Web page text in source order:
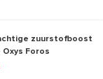
zuurstofboost
Oxys Foros